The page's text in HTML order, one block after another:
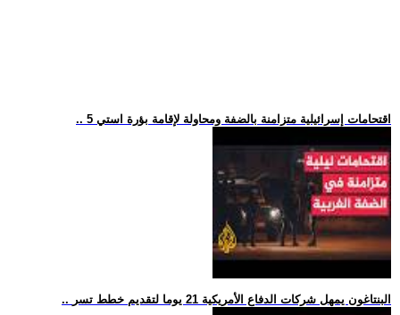
.. 5 اقتحامات إسرائيلية متزامنة بالضفة ومحاولة لإقامة بؤرة استي
.. البنتاغون يمهل شركات الدفاع الأمريكية 21 يوما لتقديم خطط تسر